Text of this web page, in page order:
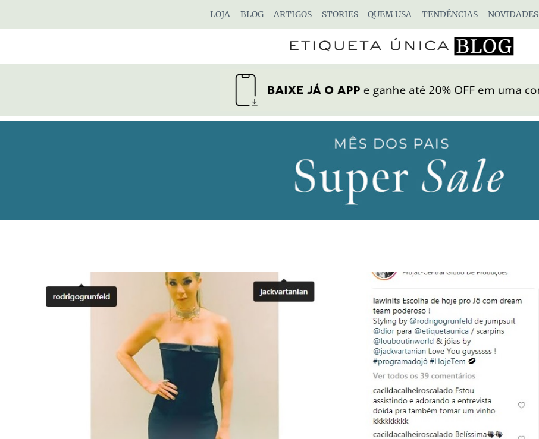
LOJA BLOG ARTIGOS STORIES QUEM USA TENDÊNCIAS NOVIDADES